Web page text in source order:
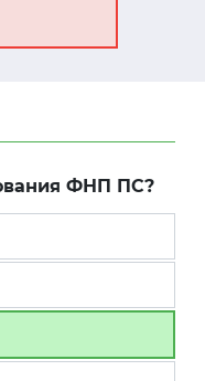
ФНП ПС?